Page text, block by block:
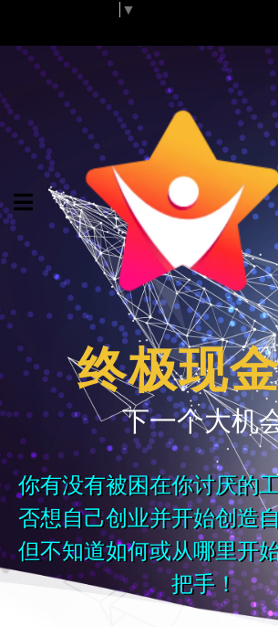
▼
终极现
下一个大机
你有没有被困在你讨厌的
否想自己创业并开始创造
但不知道如何或从哪里开
把手！